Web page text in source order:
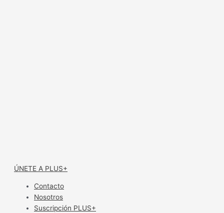
ÚNETE A PLUS+
Contacto
Nosotros
Suscripción PLUS+